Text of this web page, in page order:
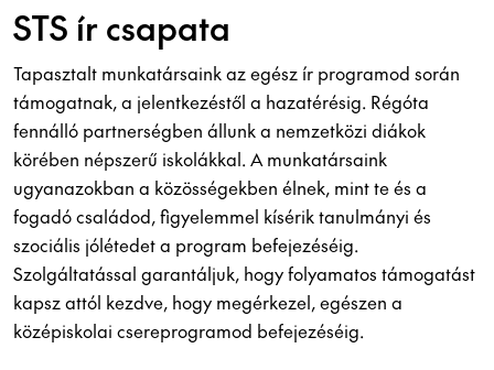
STS ír csapata
Tapasztalt munkatársaink az egész ír programod során
támogatnak, a jelentkezéstől a hazatérésig. Régóta
fennálló partnerségben állunk a nemzetközi diákok
körében népszerű iskolákkal. A munkatársaink
ugyanazokban a közösségekben élnek, mint te és a
fogadó családod, figyelemmel kísérik tanulmányi és
szociális jólétedet a program befejezéséig.
Szolgáltatással garantáljuk, hogy folyamatos támogatást
kapsz attól kezdve, hogy megérkezel, egészen a
középiskolai csereprogramod befejezéséig.